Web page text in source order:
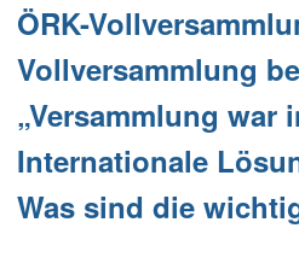
ÖRK-
Vollversammlung
„Versammlung
Internationale
Was sind die